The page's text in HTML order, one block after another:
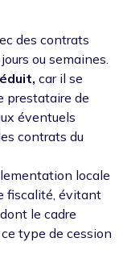
des contrats
ou semaines.
car il se
prestataire de
éventuels
contrats du
locale
fiscalité, évitant
le cadre
type de cession